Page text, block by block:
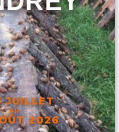
JUILLET
AU
2026